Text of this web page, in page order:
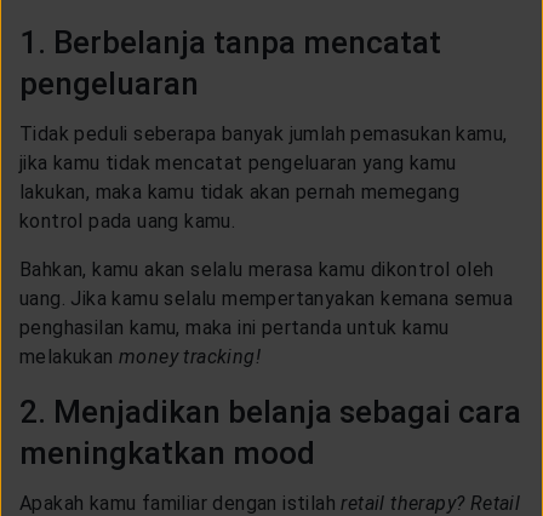
1. Berbelanja tanpa mencatat
pengeluaran
Tidak peduli seberapa banyak jumlah pemasukan kamu,
jika kamu tidak mencatat pengeluaran yang kamu
lakukan, maka kamu tidak akan pernah memegang
kontrol pada uang kamu.
Bahkan, kamu akan selalu merasa kamu dikontrol oleh
uang. Jika kamu selalu mempertanyakan kemana semua
penghasilan kamu, maka ini pertanda untuk kamu
melakukan money tracking!
2. Menjadikan belanja sebagai cara
meningkatkan mood
Apakah kamu familiar dengan istilah retail therapy? Retail